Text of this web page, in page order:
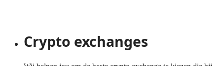
Crypto exchanges